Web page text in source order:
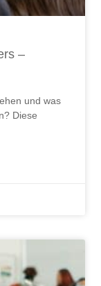
–
und was
Diese